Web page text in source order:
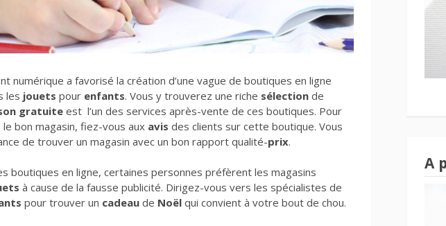
numérique a favorisé la création d’une vague de boutiques en ligne
les jouets pour enfants. Vous y trouverez une riche sélection de
gratuite est l’un des services après-vente de ces boutiques. Pour
bon magasin, fiez-vous aux avis des clients sur cette boutique. Vous
de trouver un magasin avec un bon rapport qualité-prix.
boutiques en ligne, certaines personnes préfèrent les magasins
à cause de la fausse publicité. Dirigez-vous vers les spécialistes de
pour trouver un cadeau de Noël qui convient à votre bout de chou.
A